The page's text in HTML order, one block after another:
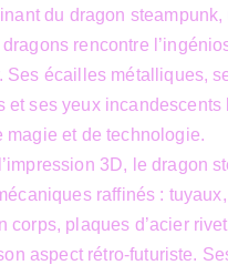
du dragon
rencontre
Ses écailles métalliques,
et ses yeux incandescents
et de technologie.
3D, le dragon
raffinés :
corps, plaques d’acier
aspect rétro-futuriste.